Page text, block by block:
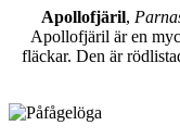
Apollofjäril,
Apollofjäril är en
fläckar. Den är